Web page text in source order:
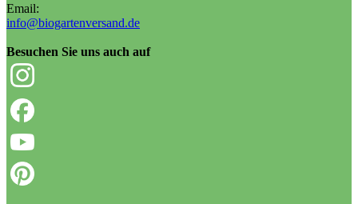
Email:
info@biogartenversand.de
Besuchen Sie uns auch auf